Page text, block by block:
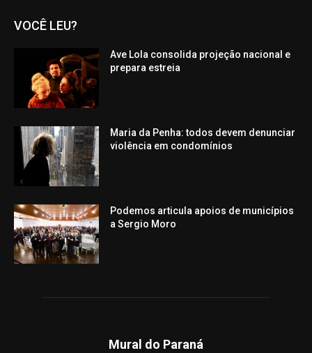
VOCÊ LEU?
Ave Lola consolida projeção nacional e
prepara estreia
Maria da Penha: todos devem denunciar
violência em condomínios
Podemos articula apoios de municípios
a Sergio Moro
Mural do Paraná